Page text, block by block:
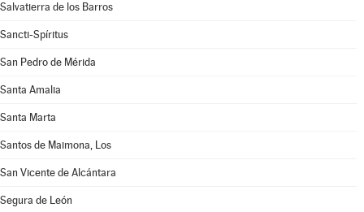
Salvatierra de los Barros
Sancti-Spíritus
San Pedro de Mérida
Santa Amalia
Santa Marta
Santos de Maimona, Los
San Vicente de Alcántara
Segura de León